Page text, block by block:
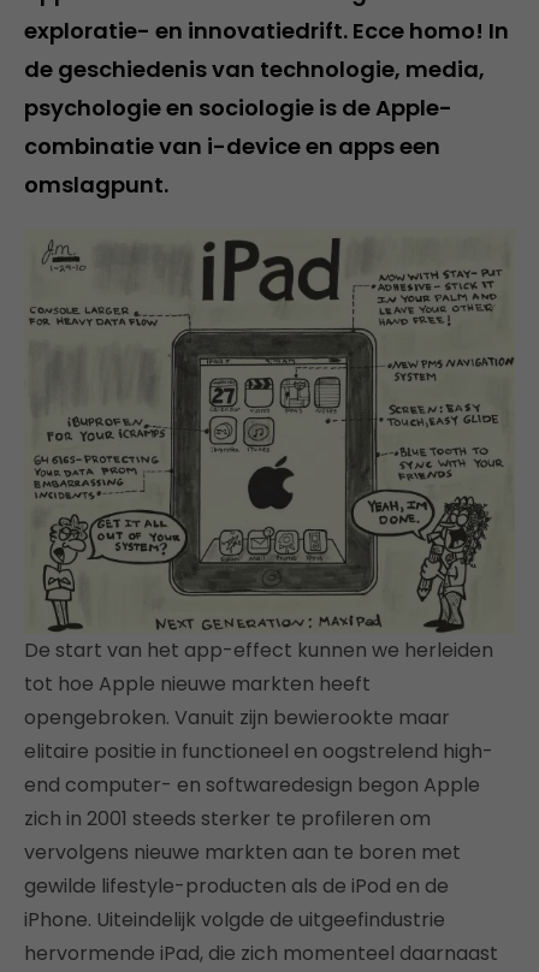
exploratie- en innovatiedrift. Ecce homo! In
de geschiedenis van technologie, media,
psychologie en sociologie is de Apple-
combinatie van i-device en apps een
omslagpunt.
De start van het app-effect kunnen we herleiden
tot hoe Apple nieuwe markten heeft
opengebroken. Vanuit zijn bewierookte maar
elitaire positie in functioneel en oogstrelend high-
end computer- en softwaredesign begon Apple
zich in 2001 steeds sterker te profileren om
vervolgens nieuwe markten aan te boren met
gewilde lifestyle-producten als de iPod en de
iPhone. Uiteindelijk volgde de uitgeefindustrie
hervormende iPad, die zich momenteel daarnaast